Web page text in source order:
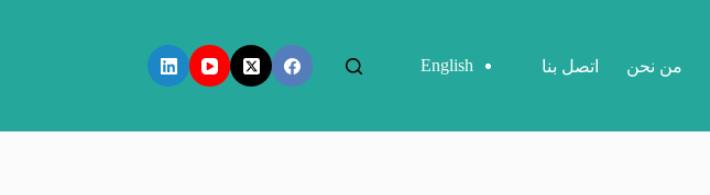
من نحن اتصل بنا English